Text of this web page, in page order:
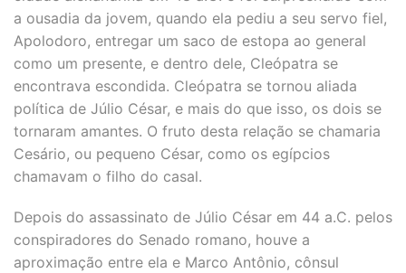
a ousadia da jovem, quando ela pediu a seu servo fiel,
Apolodoro, entregar um saco de estopa ao general
como um presente, e dentro dele, Cleópatra se
encontrava escondida. Cleópatra se tornou aliada
política de Júlio César, e mais do que isso, os dois se
tornaram amantes. O fruto desta relação se chamaria
Cesário, ou pequeno César, como os egípcios
chamavam o filho do casal.
Depois do assassinato de Júlio César em 44 a.C. pelos
conspiradores do Senado romano, houve a
aproximação entre ela e Marco Antônio, cônsul